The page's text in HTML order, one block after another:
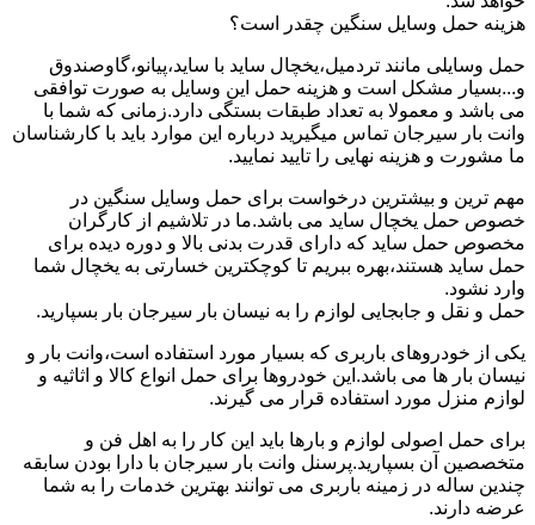
هزینه حمل وسایل سنگین چقدر است؟
حمل وسایلی مانند تردمیل،یخچال ساید با ساید،پیانو،گاوصندوق
و...بسیار مشکل است و هزینه حمل این وسایل به صورت توافقی
می باشد و معمولا به تعداد طبقات بستگی دارد.زمانی که شما با
وانت بار سیرجان تماس میگیرید درباره این موارد باید با کارشناسان
ما مشورت و هزینه نهایی را تایید نمایید.
مهم ترین و بیشترین درخواست برای حمل وسایل سنگین در
خصوص حمل یخچال ساید می باشد.ما در تلاشیم از کارگران
مخصوص حمل ساید که دارای قدرت بدنی بالا و دوره دیده برای
حمل ساید هستند،بهره ببریم تا کوچکترین خسارتی به یخچال شما
وارد نشود.
حمل و نقل و جابجایی لوازم را به نیسان بار سیرجان بار بسپارید.
یکی از خودروهای باربری که بسیار مورد استفاده است،وانت بار و
نیسان بار ها می باشد.این خودروها برای حمل انواع کالا و اثاثیه و
لوازم منزل مورد استفاده قرار می گیرند.
برای حمل اصولی لوازم و بارها باید این کار را به اهل فن و
متخصصین آن بسپارید.پرسنل وانت بار سیرجان با دارا بودن سابقه
چندین ساله در زمینه باربری می توانند بهترین خدمات را به شما
عرضه دارند.